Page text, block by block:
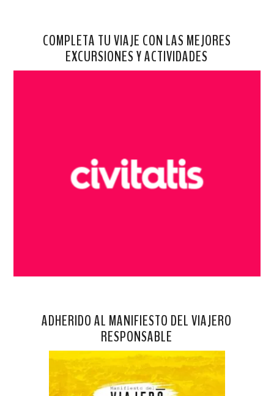
COMPLETA TU VIAJE CON LAS MEJORES
EXCURSIONES Y ACTIVIDADES
ADHERIDO AL MANIFIESTO DEL VIAJERO
RESPONSABLE